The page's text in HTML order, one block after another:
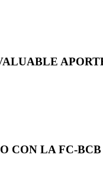
CON LA FC-